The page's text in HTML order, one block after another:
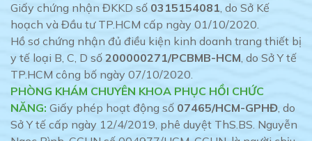
Giấy chứng nhận ĐKKD số 0315154081, do Sở Kế
hoạch và Đầu tư TP.HCM cấp ngày 01/10/2020.
Hồ sơ chứng nhận đủ điều kiện kinh doanh trang thiết bị
y tế loại B, C, D số 200000271/PCBMB-HCM, do Sở Y tế
TP.HCM công bố ngày 07/10/2020.
PHÒNG KHÁM CHUYÊN KHOA PHỤC HỒI CHỨC
NĂNG: Giấy phép hoạt động số 07465/HCM-GPHĐ, do
Sở Y tế cấp ngày 12/4/2019, phê duyệt ThS.BS. Nguyễn